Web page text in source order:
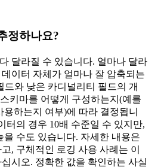
정하나요?
달라질 수 있습니다. 얼마나 달라
이터 자체가 얼마나 잘 압축되는
드와 낮은 카디널리티 필드의 개
키마를 어떻게 구성하는지(예를
하는지 여부)에 따라 결정됩니
터의 경우 10배 수준일 수 있지만,
을 수도 있습니다. 자세한 내용은
, 구체적인 로깅 사용 사례는 이
시오. 정확한 값을 확인하는 사실